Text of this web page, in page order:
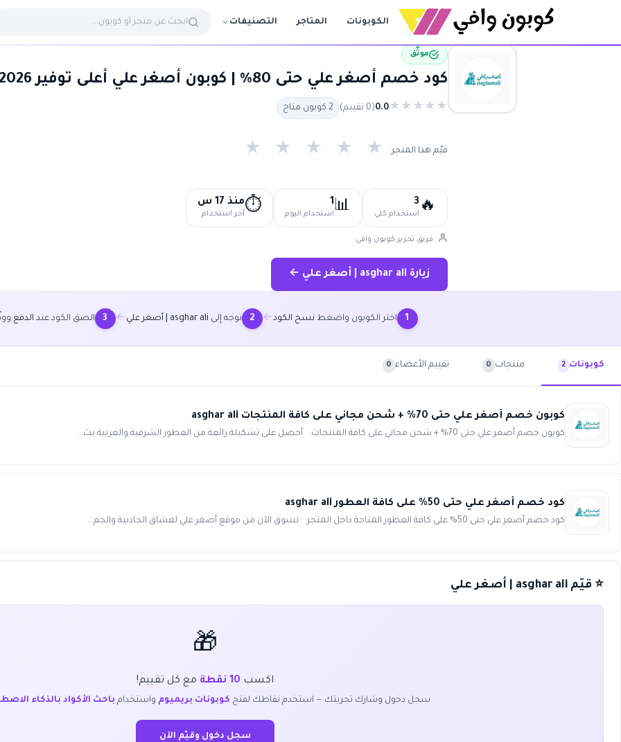
الكوبونات المتاجر التصنيفات
موثّق
كود خصم أصغر علي حتى 80% | كوبون أصغر علي أعلى توفير 2026
★
★
★
★
★
0.0(0 تقييم) 2 كوبون متاح
قيّم هذا المتجر: ★ ★ ★ ★ ★
🔥
3
استخدام كلي 📊
1
استخدام اليوم ⏱️منذ 17 س
آخر استخدام
فريق تحرير كوبون وافي
زيارة asghar ali | أصغر علي ←
1 اختر الكوبون واضغط نسخ الكود←
2 توجه إلى asghar ali | أصغر علي ←
3 الصق الكود عند الدفع
كوبونات 2 منتجات 0 تقييم الأعضاء 0
كوبون خصم أصغر علي حتى 70% + شحن مجاني على كافة المنتجات asghar ali
كوبون خصم أصغر علي حتى 70% + شحن مجاني على كافة المنتجات أحصل على تشكيلة رائعة من العطور الشرقية والغربية بث...
كود خصم أصغر علي حتى 50% على كافة العطور asghar ali
كود خصم أصغر علي حتى 50% على كافة العطور المتاحة داخل المتجر تسوق الآن من موقع أصغر علي لعشاق الجاذبية والجم...
⭐ قيّم asghar ali | أصغر علي
🎁
اكسب 10 نقطة مع كل تقييم!
سجل دخول وشارك تجربتك — استخدم نقاطك لفتح كوبونات بريميوم واستخدام باحث الأكواد بالذكاء
سجل دخول وقيّم الآن